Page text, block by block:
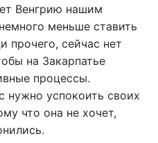
Венгрию нашим
меньше ставить
прочего, сейчас нет
на Закарпатье
процессы.
нужно успокоить своих
что она не хочет,